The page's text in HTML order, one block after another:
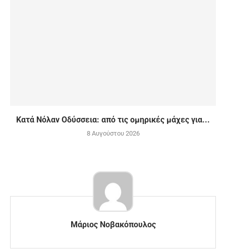
Κατά Νόλαν Οδύσσεια: από τις ομηρικές μάχες για...
8 Αυγούστου 2026
Μάριος Νοβακόπουλος